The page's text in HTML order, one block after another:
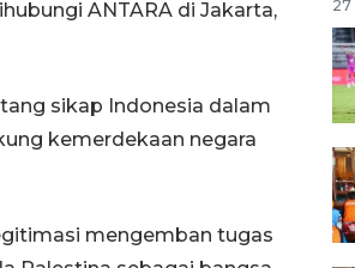
ANTARA di Jakarta,
sikap Indonesia dalam
kemerdekaan negara
mengemban tugas
27